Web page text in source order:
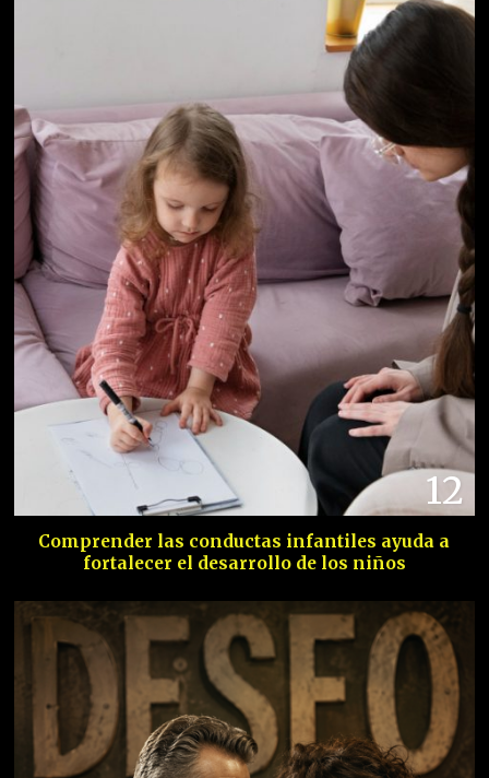
12
Comprender las conductas infantiles ayuda a
fortalecer el desarrollo de los niños